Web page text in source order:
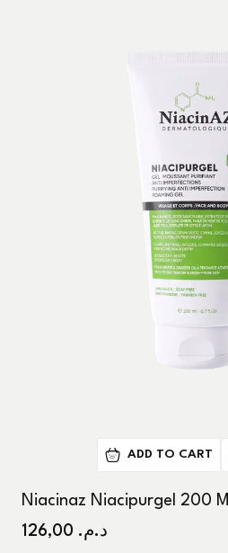
ADD TO CART
Niacinaz Niacipurgel 200 Ml
د.م.